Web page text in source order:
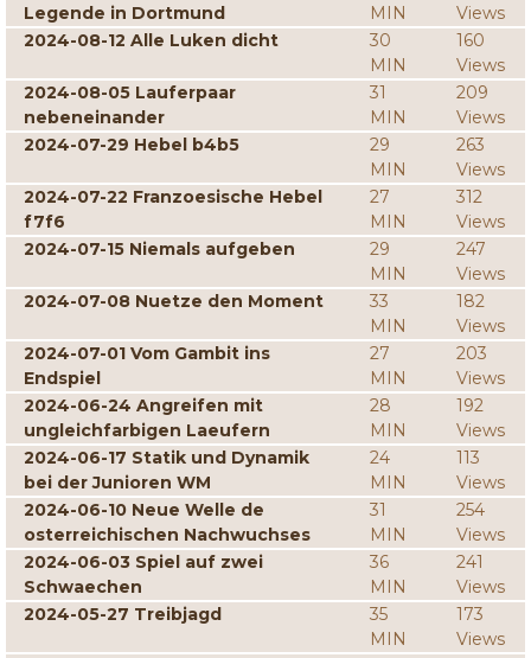
Legende in Dortmund
MIN
Views
2024-08-12 Alle Luken dicht
30
MIN
160
Views
2024-08-05 Lauferpaar
nebeneinander
31
MIN
209
Views
2024-07-29 Hebel b4b5
29
MIN
263
Views
2024-07-22 Franzoesische Hebel
f7f6
27
MIN
312
Views
2024-07-15 Niemals aufgeben
29
MIN
247
Views
2024-07-08 Nuetze den Moment
33
MIN
182
Views
2024-07-01 Vom Gambit ins
Endspiel
27
MIN
203
Views
2024-06-24 Angreifen mit
ungleichfarbigen Laeufern
28
MIN
192
Views
2024-06-17 Statik und Dynamik
bei der Junioren WM
24
MIN
113
Views
2024-06-10 Neue Welle de
osterreichischen Nachwuchses
31
MIN
254
Views
2024-06-03 Spiel auf zwei
Schwaechen
36
MIN
241
Views
2024-05-27 Treibjagd
35
MIN
173
Views